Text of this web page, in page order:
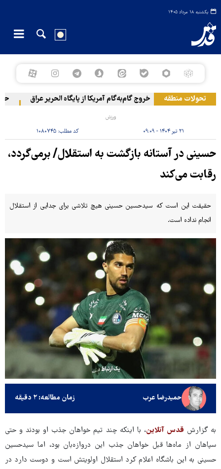
یکشنبه ۱۸ مرداد ۱۴۰۵
تحولات منطقه خروج گام‌به‌گام آمریکا از پایگاه الحریر عراق
ورزش
۲۱ تیر ۱۴۰۴ - ۰۹:۰۹ کد مطلب: ۱۰۸۰۷۴۵
حسینی در آستانه بازگشت به استقلال/ برمی‌گردد،
رقابت می‌کند
حقیقت این است که سیدحسین حسینی هیچ تلاشی برای جدایی از استقلال
انجام نداده است.
حمیدرضا عرب زمان مطالعه: ۲ دقیقه
به گزارش قدس آنلاین، با اینکه چند تیم خواهان جذب او بودند و حتی
سپاهان از ماه‌ها قبل خواهان جذب این دروازه‌بان بود، اما سیدحسین
حسینی به این باشگاه اعلام کرد استقلال اولویتش است و دوست دارد در